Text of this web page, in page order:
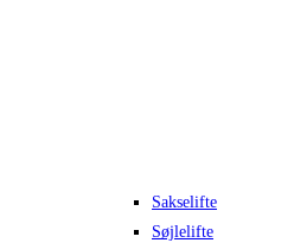
Sakselifte
Søjlelifte